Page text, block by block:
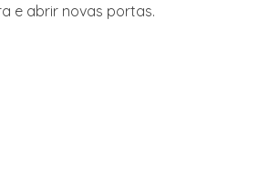
e abrir novas portas.